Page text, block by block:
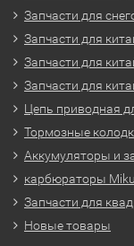
Запчасти для
Запчасти для
Запчасти для
Запчасти для
Цепь приводная
Тормозные
Аккумуляторы и
карбюраторы
Запчасти для
Новые товары